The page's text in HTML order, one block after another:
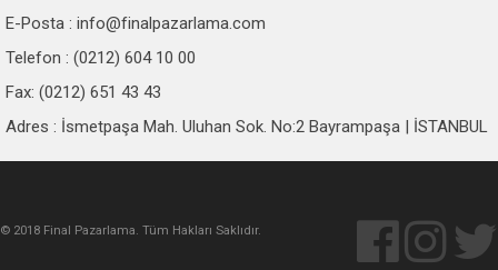
E-Posta : info@finalpazarlama.com
Telefon : (0212) 604 10 00
Fax: (0212) 651 43 43
Adres : İsmetpaşa Mah. Uluhan Sok. No:2 Bayrampaşa | İSTANBUL
© 2018 Final Pazarlama. Tüm Hakları Saklıdır.